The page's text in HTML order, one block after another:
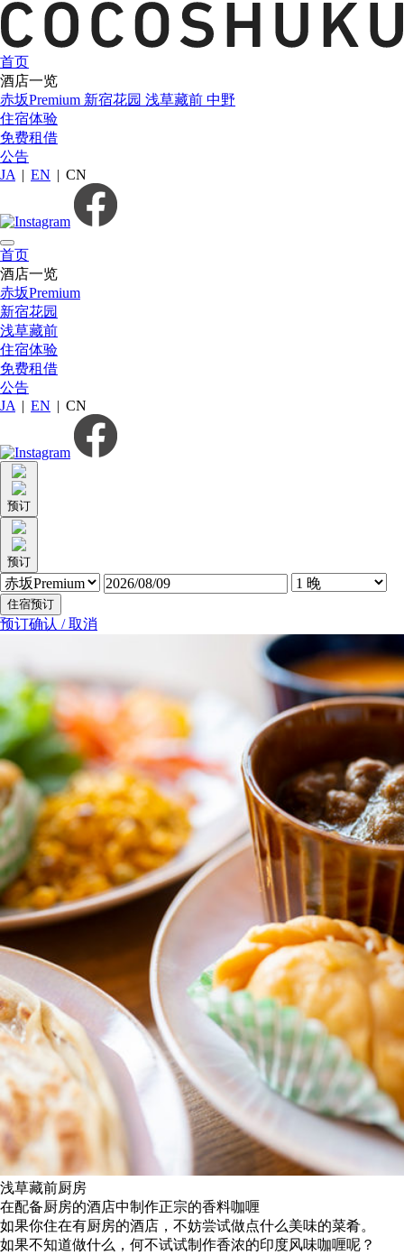
首页
酒店一览
赤坂Premium 新宿花园 浅草藏前 中野
住宿体验
免费租借
公告
JA | EN | CN
首页
酒店一览
赤坂Premium
新宿花园
浅草藏前
住宿体验
免费租借
公告
JA | EN | CN
预订
预订
住宿预订
预订确认 / 取消
浅草藏前厨房
在配备厨房的酒店中制作正宗的香料咖喱
如果你住在有厨房的酒店，不妨尝试做点什么美味的菜肴。
如果不知道做什么，何不试试制作香浓的印度风味咖喱呢？